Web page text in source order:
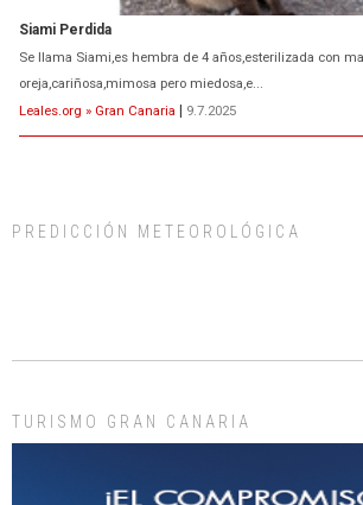
Siami Perdida
Se llama Siami,es hembra de 4 años,esterilizada con
oreja,cariñosa,mimosa pero miedosa,e...
Leales.org » Gran Canaria | 9.7.2025
días, ella incluida...
PREDICCIÓN METEOROLÓGICA
TURISMO GRAN CANARIA